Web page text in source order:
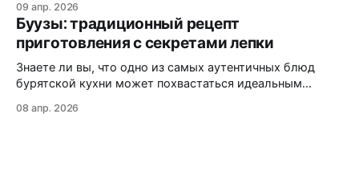
пирожок, а внутри — сухо и безвкусно? Статистика
кулинарных форумов показывает: более 60% новичков
сталкиваются с этими проблемами при первом
знакомстве с бурятской кухней. В этой статье вы
узнаете:
09 апр. 2026
Буузы: традиционный рецепт
приготовления с секретами лепки
Знаете ли вы, что одно из самых аутентичных блюд
бурятской кухни может похвастаться идеальным
Буузы (или позы, как их ошибочно называют) — это не
08 апр. 2026